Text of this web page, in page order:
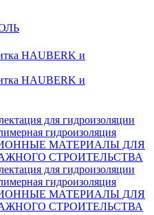
HAUBERK и
HAUBERK и
для гидроизоляции
гидроизоляция
МАТЕРИАЛЫ ДЛЯ
СТРОИТЕЛЬСТВА
для гидроизоляции
гидроизоляция
МАТЕРИАЛЫ ДЛЯ
СТРОИТЕЛЬСТВА